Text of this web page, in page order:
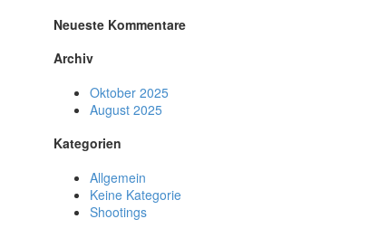
Neueste Kommentare
Archiv
Oktober 2025
August 2025
Kategorien
Allgemein
Keine Kategorie
Shootings